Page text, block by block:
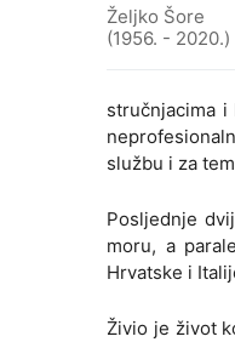
Željko Šore
(1956. - 2020.)
stručnjacima
službu i za
Posljednje
moru, a
Hrvatske i
Živio je život